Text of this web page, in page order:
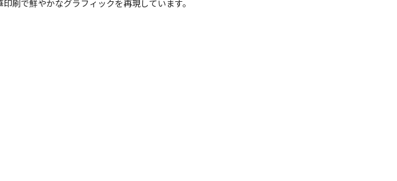
印刷で鮮やかなグラフィックを再現しています。